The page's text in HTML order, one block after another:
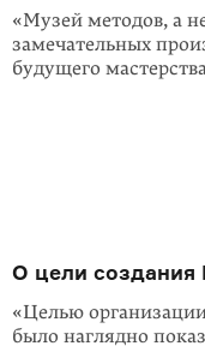
«Музей методов, а
замечательных
будущего
О цели
«Целью
было наглядно